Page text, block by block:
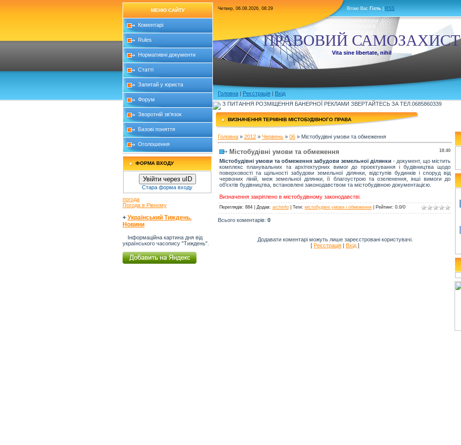
МЕНЮ САЙТУ
Коментарі
Rules
Нормативні документи
Статті
Запитай у юриста
Форум
Зворотній зв'язок
Базові поняття
Оголошення
ФОРМА ВХОДУ
Увійти через uID
Стара форма входу
погода
Погода в Рівному
+ Український Тиждень.
Новини
Інформаційна картина дня від
українського часопису "Тиждень".
Четвер, 06.08.2026, 08:29 Вітаю Вас Гість RSS
ПРАВОВИЙ САМОЗАХИСТ
Vita sine libertate, nihil
Головна | Реєстрація | Вхід
З ПИТАННЯ РОЗМІЩЕННЯ БАНЕРНОЇ РЕКЛАМИ ЗВЕРТАЙТЕСЬ ЗА ТЕЛ.0685860339
ВИЗНАЧЕННЯ ТЕРМІНІВ МІСТОБУДІВНОГО ПРАВА
Головна » 2012 » Червень » 06 » Містобудівні умови та обмеження
18:40
Містобудівні умови та обмеження
Містобудівні умови та обмеження забудови земельної ділянки - документ, що містить
комплекс планувальних та архітектурних вимог до проектування і будівництва щодо
поверховості та щільності забудови земельної ділянки, відступів будинків і споруд від
червоних ліній, меж земельної ділянки, її благоустрою та озеленення, інші вимоги до
об'єктів будівництва, встановлені законодавством та містобудівною документацією.
Визначення закріплено в містобудівному законодавстві.
Переглядів: 884 | Додав: archinfo Теги: містобудівні умови і обмеження Рейтинг: 0.0/0
Всього коментарів: 0
Додавати коментарі можуть лише зареєстровані користувачі.
[ Реєстрація | Вхід ]